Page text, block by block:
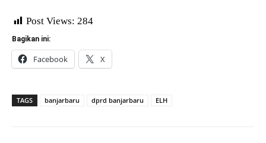
Post Views: 284
Bagikan ini:
Facebook X
TAGS banjarbaru dprd banjarbaru ELH